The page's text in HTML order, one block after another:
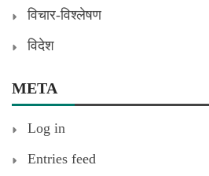
विचार-विश्लेषण
विदेश
META
Log in
Entries feed